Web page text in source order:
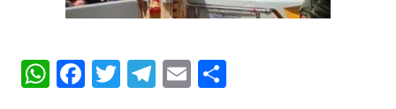
WhatsApp
Facebook
Twitter
Telegram
Email